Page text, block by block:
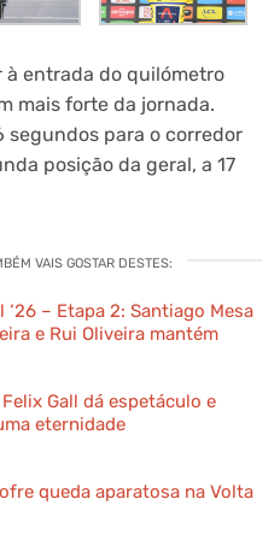
à entrada do quilómetro
mais forte da jornada.
segundos para o corredor
posição da geral, a 17
VAIS GOSTAR DESTES:
– Etapa 2: Santiago Mesa
e Rui Oliveira mantém
Gall dá espetáculo e
eternidade
queda aparatosa na Volta